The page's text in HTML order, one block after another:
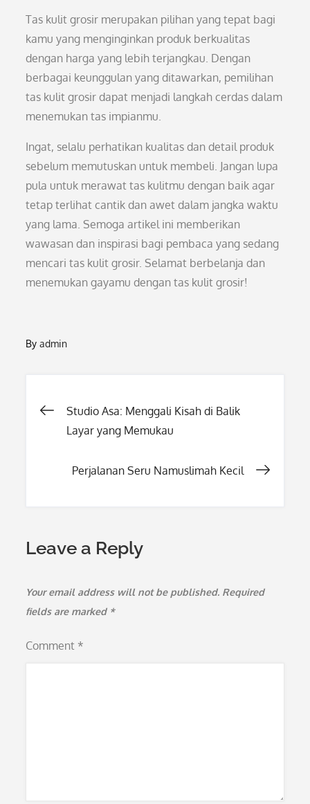
Tas kulit grosir merupakan pilihan yang tepat bagi
kamu yang menginginkan produk berkualitas
dengan harga yang lebih terjangkau. Dengan
berbagai keunggulan yang ditawarkan, pemilihan
tas kulit grosir dapat menjadi langkah cerdas dalam
menemukan tas impianmu.
Ingat, selalu perhatikan kualitas dan detail produk
sebelum memutuskan untuk membeli. Jangan lupa
pula untuk merawat tas kulitmu dengan baik agar
tetap terlihat cantik dan awet dalam jangka waktu
yang lama. Semoga artikel ini memberikan
wawasan dan inspirasi bagi pembaca yang sedang
mencari tas kulit grosir. Selamat berbelanja dan
menemukan gayamu dengan tas kulit grosir!
Byadmin
Post
Studio Asa: Menggali Kisah di Balik
Layar yang Memukau
Perjalanan Seru Namuslimah Kecil
Leave a Reply
Your email address will not be published. Required
fields are marked *
Comment *